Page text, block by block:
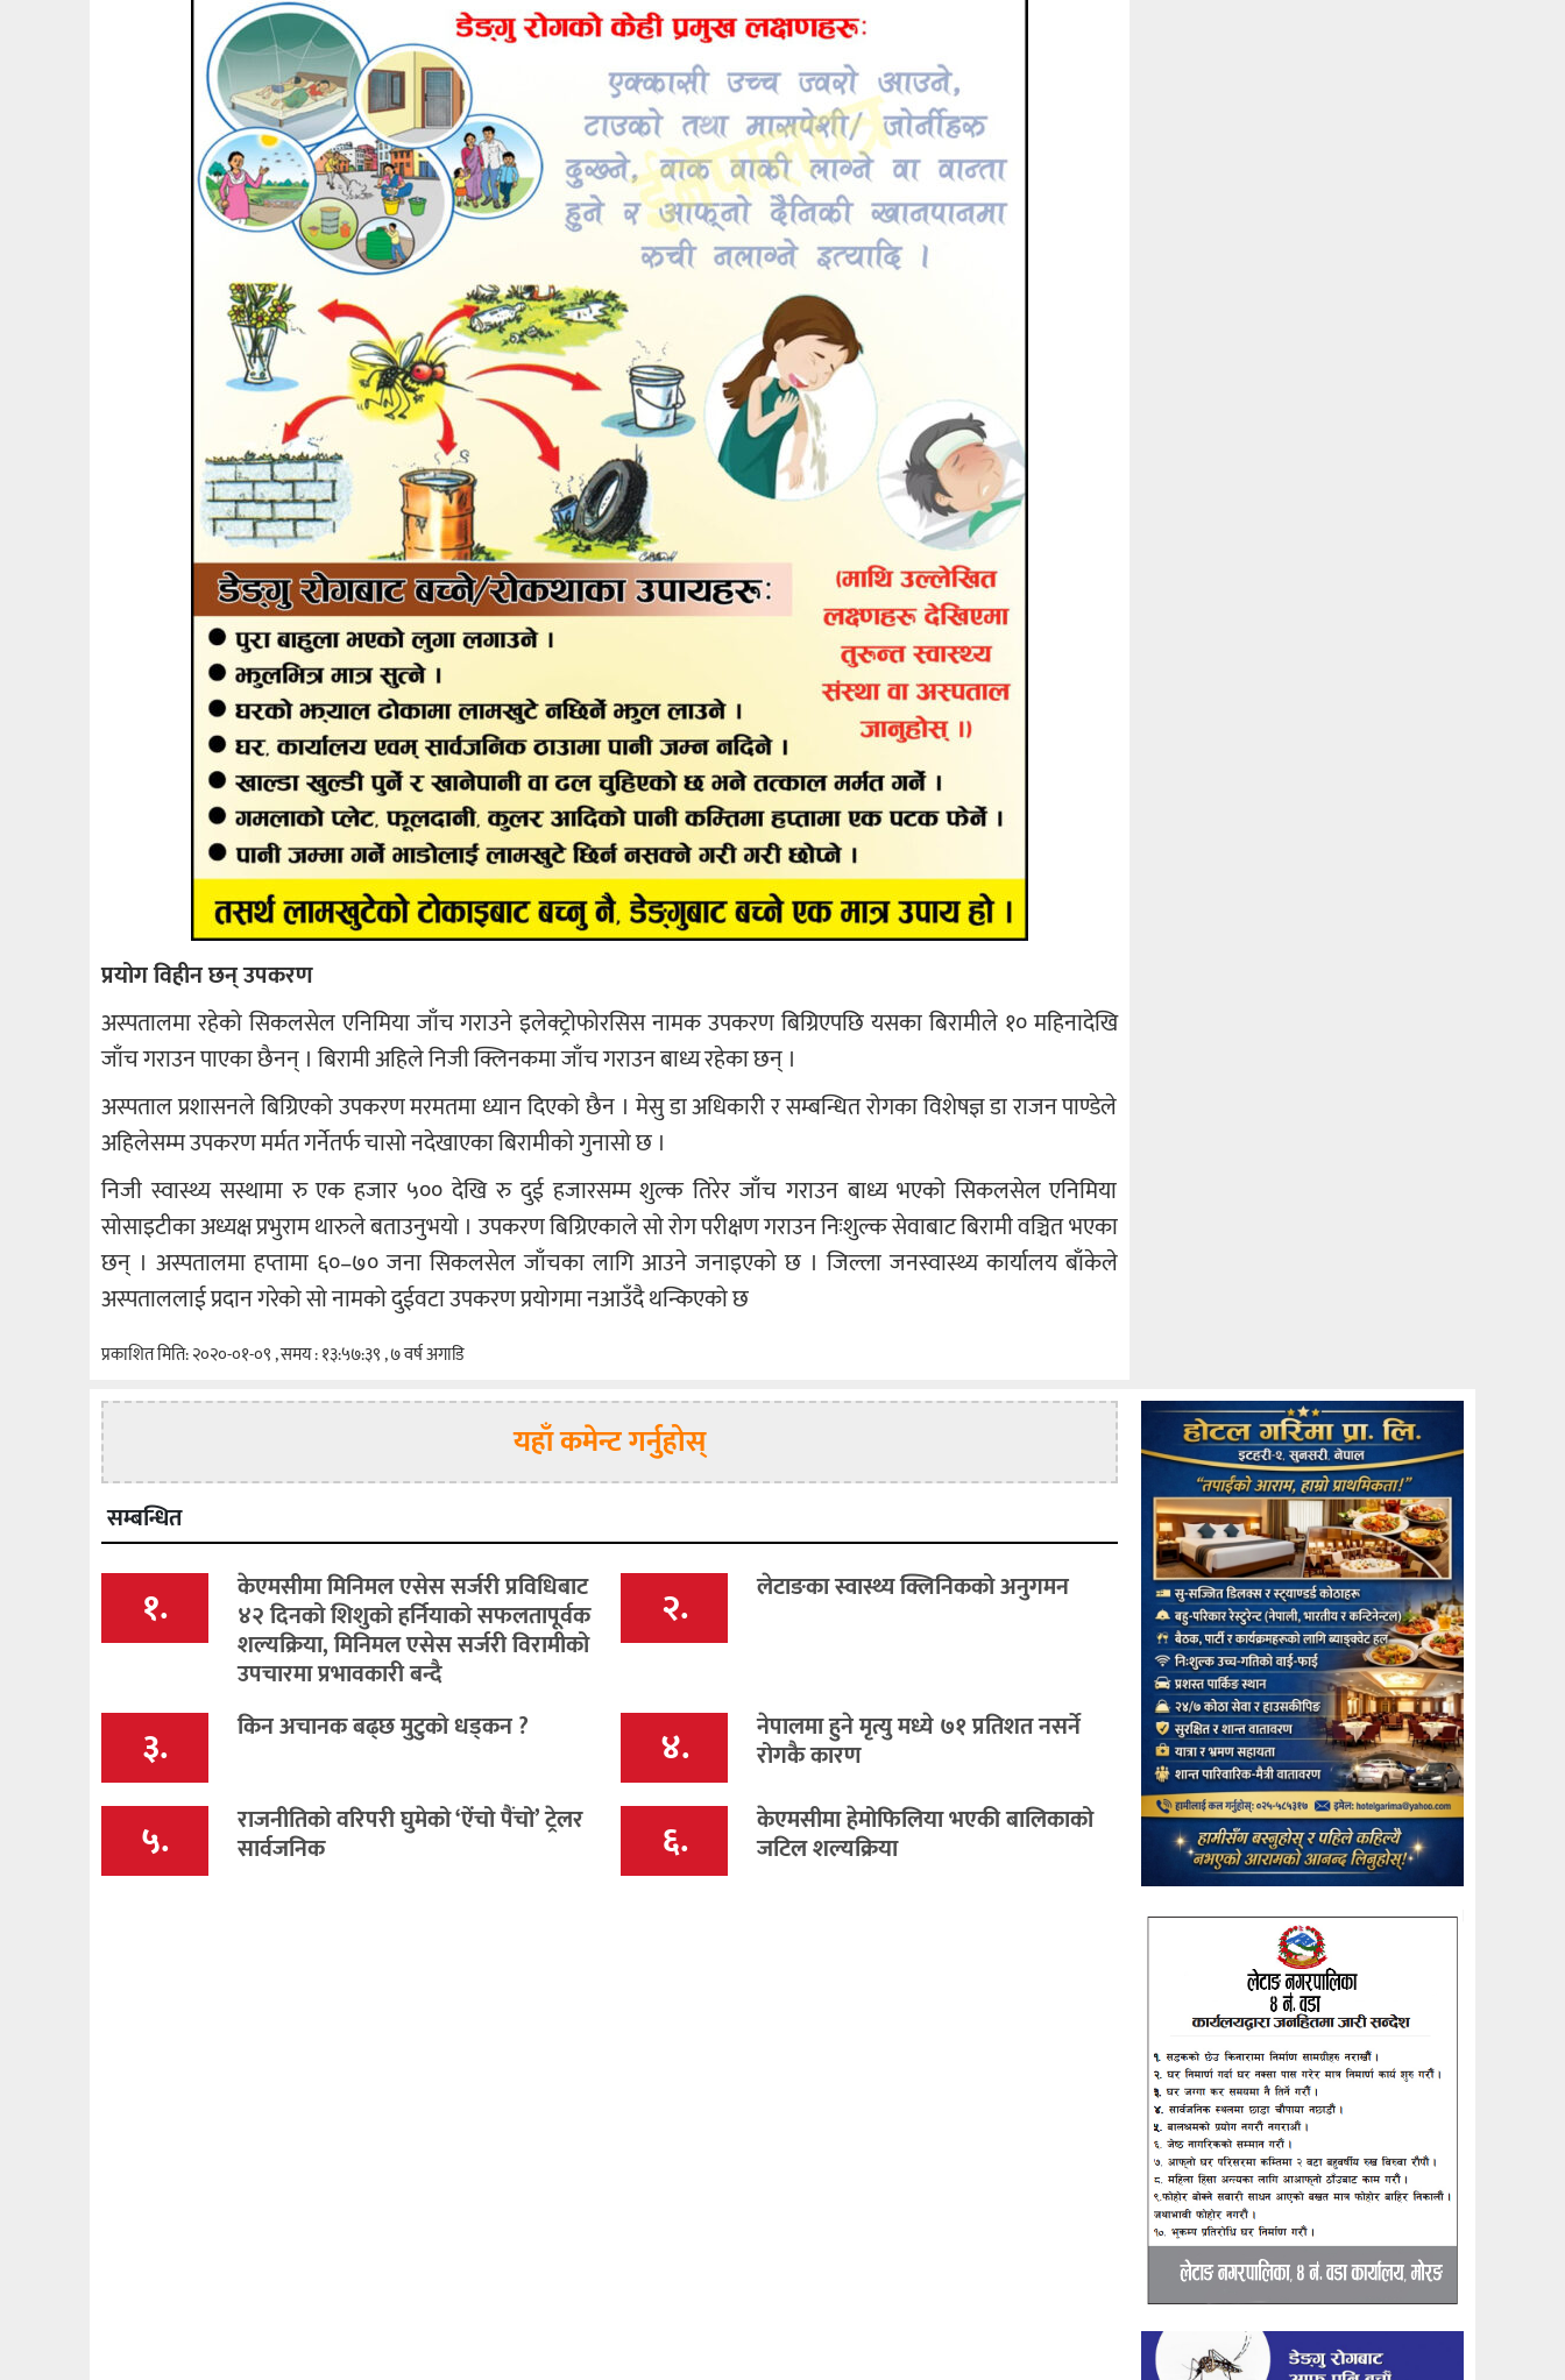
प्रयोग विहीन छन् उपकरण
अस्पतालमा रहेको सिकलसेल एनिमिया जाँच गराउने इलेक्ट्रोफोरसिस नामक उपकरण बिग्रिएपछि यसका बिरामीले १० महिनादेखि
जाँच गराउन पाएका छैनन् । बिरामी अहिले निजी क्लिनकमा जाँच गराउन बाध्य रहेका छन् ।
अस्पताल प्रशासनले बिग्रिएको उपकरण मरमतमा ध्यान दिएको छैन । मेसु डा अधिकारी र सम्बन्धित रोगका विशेषज्ञ डा राजन पाण्डेले
अहिलेसम्म उपकरण मर्मत गर्नेतर्फ चासो नदेखाएका बिरामीको गुनासो छ ।
निजी स्वास्थ्य सस्थामा रु एक हजार ५०० देखि रु दुई हजारसम्म शुल्क तिरेर जाँच गराउन बाध्य भएको सिकलसेल एनिमिया
सोसाइटीका अध्यक्ष प्रभुराम थारुले बताउनुभयो । उपकरण बिग्रिएकाले सो रोग परीक्षण गराउन निःशुल्क सेवाबाट बिरामी वञ्चित भएका
छन् । अस्पतालमा हप्तामा ६०–७० जना सिकलसेल जाँचका लागि आउने जनाइएको छ । जिल्ला जनस्वास्थ्य कार्यालय बाँकेले
अस्पताललाई प्रदान गरेको सो नामको दुईवटा उपकरण प्रयोगमा नआउँदै थन्किएको छ
प्रकाशित मिति: २०२०-०१-०९ , समय : १३:५७:३९ , ७ वर्ष अगाडि
यहाँ कमेन्ट गर्नुहोस्
सम्बन्धित
१. केएमसीमा मिनिमल एसेस सर्जरी प्रविधिबाट
४२ दिनको शिशुको हर्नियाको सफलतापूर्वक
शल्यक्रिया, मिनिमल एसेस सर्जरी विरामीको
उपचारमा प्रभावकारी बन्दै
२. लेटाङका स्वास्थ्य क्लिनिकको अनुगमन
३. किन अचानक बढ्छ मुटुको धड्कन ? ४. नेपालमा हुने मृत्यु मध्ये ७१ प्रतिशत नसर्ने
रोगकै कारण
५. राजनीतिको वरिपरी घुमेको ‘ऐंचो पैंचो’ ट्रेलर
सार्वजनिक ६. केएमसीमा हेमोफिलिया भएकी बालिकाको
जटिल शल्यक्रिया